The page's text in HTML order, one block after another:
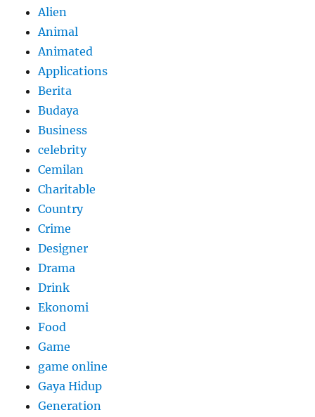
Alien
Animal
Animated
Applications
Berita
Budaya
Business
celebrity
Cemilan
Charitable
Country
Crime
Designer
Drama
Drink
Ekonomi
Food
Game
game online
Gaya Hidup
Generation